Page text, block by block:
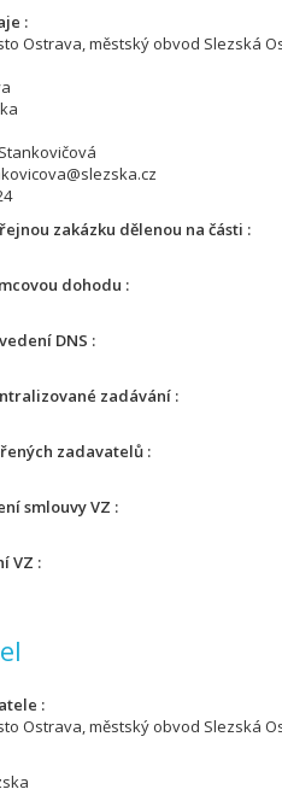
Ostrava, městský obvod Slezská
zakázku dělenou na části
dohodu
DNS
zadávání
zadavatelů
smlouvy VZ
VZ
Ostrava, městský obvod Slezská